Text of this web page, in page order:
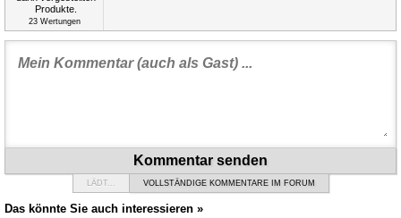
23Wertungen
Kommentar senden
LÄDT... VOLLSTÄNDIGE KOMMENTARE IM FORUM
Das könnte Sie auch interessieren »